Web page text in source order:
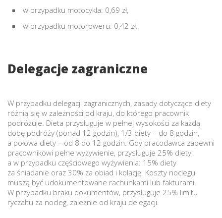
w przypadku motocykla: 0,69 zł,
w przypadku motoroweru: 0,42 zł.
Delegacje zagraniczne
W przypadku delegacji zagranicznych, zasady dotyczące diety
różnią się w zależności od kraju, do którego pracownik
podróżuje. Dieta przysługuje w pełnej wysokości za każdą
dobę podróży (ponad 12 godzin), 1/3 diety – do 8 godzin,
a połowa diety – od 8 do 12 godzin. Gdy pracodawca zapewni
pracownikowi pełne wyżywienie, przysługuje 25% diety,
a w przypadku częściowego wyżywienia: 15% diety
za śniadanie oraz 30% za obiad i kolację. Koszty noclegu
muszą być udokumentowane rachunkami lub fakturami.
W przypadku braku dokumentów, przysługuje 25% limitu
ryczałtu za nocleg, zależnie od kraju delegacji.